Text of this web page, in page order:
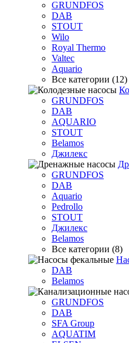
GRUNDFOS
DAB
STOUT
Wilo
Royal Thermo
Valtec
Aquario
Все категории (12)
GRUNDFOS
DAB
AQUARIO
STOUT
Belamos
Джилекс
GRUNDFOS
DAB
Aquario
Pedrollo
STOUT
Джилекс
Belamos
Все категории (8)
DAB
Belamos
GRUNDFOS
DAB
SFA Group
AQUATIM